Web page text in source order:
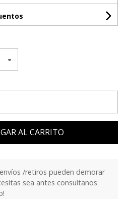
AL CARRITO
/retiros pueden demorar
sea antes consultanos